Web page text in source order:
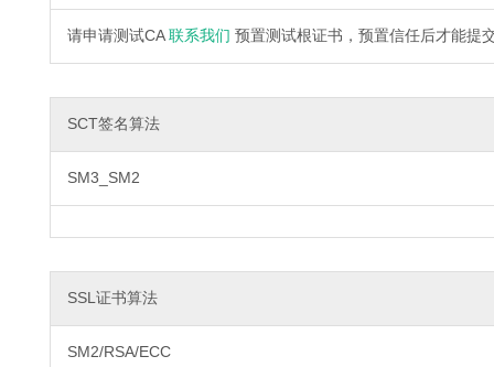
请申请测试CA 联系我们 预置测试根证书，预置信任后才能提
SCT签名算法
SM3_SM2
SSL证书算法
SM2/RSA/ECC